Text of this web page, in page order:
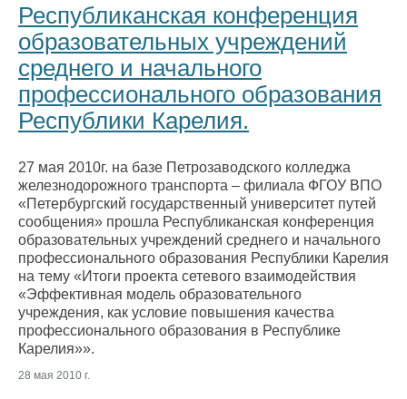
Республиканская конференция
образовательных учреждений
среднего и начального
профессионального образования
Республики Карелия.
27 мая 2010г. на базе Петрозаводского колледжа
железнодорожного транспорта – филиала ФГОУ ВПО
«Петербургский государственный университет путей
сообщения» прошла Республиканская конференция
образовательных учреждений среднего и начального
профессионального образования Республики Карелия
на тему «Итоги проекта сетевого взаимодействия
«Эффективная модель образовательного
учреждения, как условие повышения качества
профессионального образования в Республике
Карелия»».
28 мая 2010 г.